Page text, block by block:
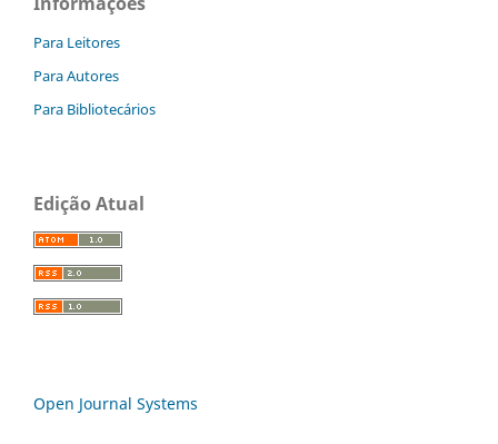
Para Leitores
Para Autores
Para Bibliotecários
Edição Atual
Open Journal Systems